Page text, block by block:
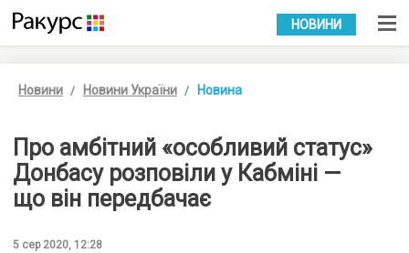
УКР РУС
НОВИНИ
Новини Новини України Новина
Про амбітний «особливий статус»
Донбасу розповіли у Кабміні —
що він передбачає
5 сер 2020, 12:28